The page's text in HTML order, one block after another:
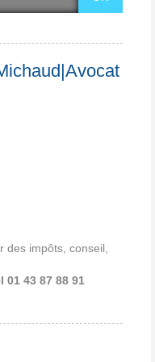
des impôts, conseil,
01 43 87 88 91